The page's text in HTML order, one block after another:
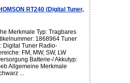
RT240 (Digital Tuner,
Merkmale Typ: Tragbares
1868964 Tuner
Digital Tuner Radio-
FM, MW, SW, LW
Batterie-/ Akkutyp:
Allgemeine Merkmale
...